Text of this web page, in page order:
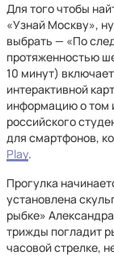
Для того чтобы
«Узнай Москву»,
выбрать — «По
протяженностью
10 минут)
интерактивной
информацию о том
российского
для смартфонов,
Play.
Прогулка
установлена
рыбке»
трижды погладит
часовой стрелке,